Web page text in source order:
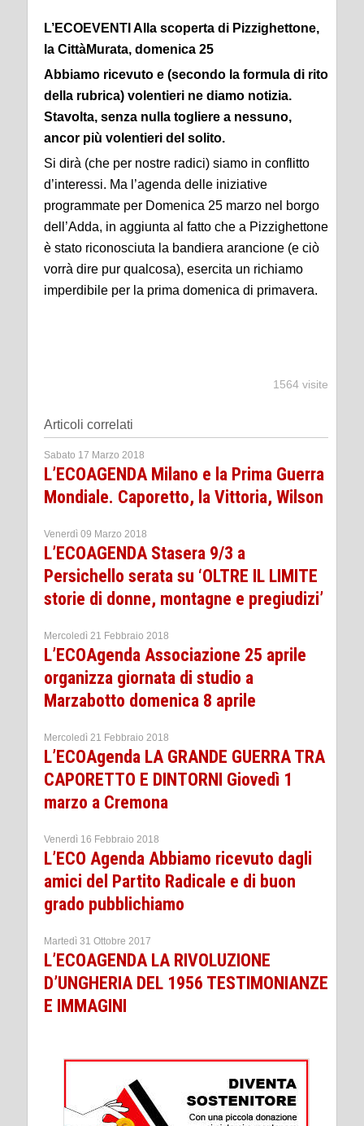
L’ECOEVENTI Alla scoperta di Pizzighettone,
la CittàMurata, domenica 25
Abbiamo ricevuto e (secondo la formula di rito
della rubrica) volentieri ne diamo notizia.
Stavolta, senza nulla togliere a nessuno,
ancor più volentieri del solito.
Si dirà (che per nostre radici) siamo in conflitto
d’interessi. Ma l’agenda delle iniziative
programmate per Domenica 25 marzo nel borgo
dell’Adda, in aggiunta al fatto che a Pizzighettone
è stato riconosciuta la bandiera arancione (e ciò
vorrà dire pur qualcosa), esercita un richiamo
imperdibile per la prima domenica di primavera.
1564 visite
Articoli correlati
Sabato 17 Marzo 2018
L’ECOAGENDA Milano e la Prima Guerra
Mondiale. Caporetto, la Vittoria, Wilson
Venerdì 09 Marzo 2018
L’ECOAGENDA Stasera 9/3 a
Persichello serata su ‘OLTRE IL LIMITE
storie di donne, montagne e pregiudizi’
Mercoledì 21 Febbraio 2018
L’ECOAgenda Associazione 25 aprile
organizza giornata di studio a
Marzabotto domenica 8 aprile
Mercoledì 21 Febbraio 2018
L’ECOAgenda LA GRANDE GUERRA TRA
CAPORETTO E DINTORNI Giovedì 1
marzo a Cremona
Venerdì 16 Febbraio 2018
L’ECO Agenda Abbiamo ricevuto dagli
amici del Partito Radicale e di buon
grado pubblichiamo
Martedì 31 Ottobre 2017
L’ECOAGENDA LA RIVOLUZIONE
D’UNGHERIA DEL 1956 TESTIMONIANZE
E IMMAGINI